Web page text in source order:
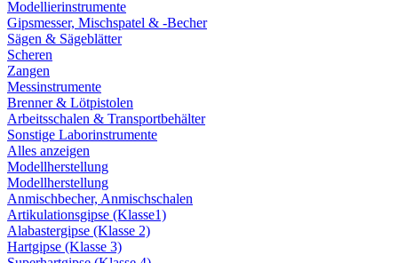
Modellierinstrumente
Gipsmesser, Mischspatel & -Becher
Sägen & Sägeblätter
Scheren
Zangen
Messinstrumente
Brenner & Lötpistolen
Arbeitsschalen & Transportbehälter
Sonstige Laborinstrumente
Alles anzeigen
Modellherstellung
Modellherstellung
Anmischbecher, Anmischschalen
Artikulationsgipse (Klasse1)
Alabastergipse (Klasse 2)
Hartgipse (Klasse 3)